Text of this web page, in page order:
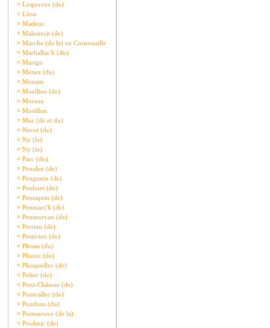
¤ Lespervez (de)
¤ Léon
¤ Madeuc
¤ Malestroit (de)
¤ Marche (de la) en Cornouaille
¤ Marhallac'h (du)
¤ Marigo
¤ Menez (du)
¤ Moeam
¤ Moellien (de)
¤ Moreau
¤ Morillon
¤ Mur (de et du)
¤ Nevet (de)
¤ Ny (le)
¤ Ny (le)
¤ Parc (du)
¤ Penalen (de)
¤ Penguern (de)
¤ Penhoet (de)
¤ Penisquin (de)
¤ Penmarc'h (de)
¤ Penmorvan (de)
¤ Perrien (de)
¤ Pestivien (de)
¤ Plessis (du)
¤ Ploeuc (de)
¤ Plusquellec (de)
¤ Poher (de)
¤ Pont-Château (de)
¤ Pontcallec (de)
¤ Ponthou (du)
¤ Porteneuve (de la)
¤ Poulmic (de)